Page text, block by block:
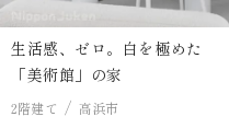
生活感、ゼロ。白を極めた
「美術館」の家
2階建て 高浜市